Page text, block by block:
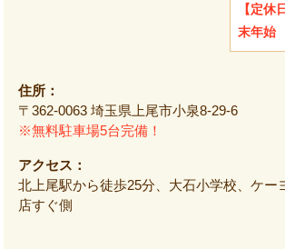
【定休
末年始
住所：
〒362-0063 埼玉県上尾市小泉8-29-6
※無料駐車場5台完備！
アクセス：
北上尾駅から徒歩25分、大石小学校、ケー
店すぐ側